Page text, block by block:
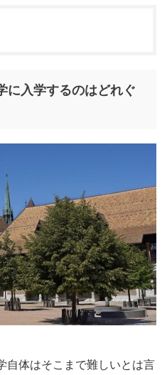
に入学するのはどれぐ
自体はそこまで難しいとは言